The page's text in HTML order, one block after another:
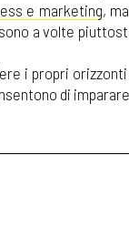
e marketing,
a volte
i propri
di